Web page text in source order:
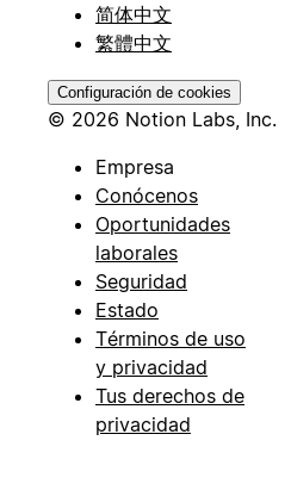
简体中文
繁體中文
Configuración de cookies
© 2026 Notion Labs, Inc.
Empresa
Conócenos
Oportunidades
laborales
Seguridad
Estado
Términos de uso
y privacidad
Tus derechos de
privacidad